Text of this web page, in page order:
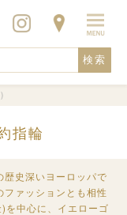
検索
指輪
歴史深いヨーロッパで
ァッションとも相性
中心に、イエローゴ